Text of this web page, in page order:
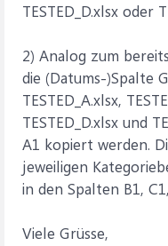
TESTED_D.xlsx oder
2) Analog zum
die (Datums-)Spalte
TESTED_A.xlsx,
TESTED_D.xlsx und
A1 kopiert werden.
jeweiligen
in den Spalten B1,
Viele Grüsse,